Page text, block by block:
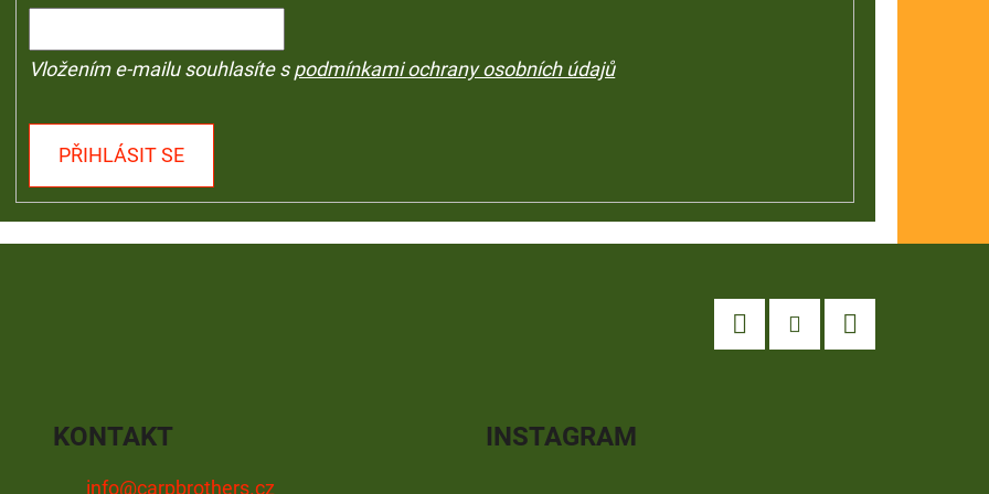
Vložením e-mailu souhlasíte spodmínkami ochrany osobních údajů
PŘIHLÁSIT SE
KONTAKT
info@carpbrothers.cz
INSTAGRAM